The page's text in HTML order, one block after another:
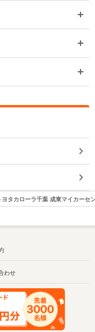
ヨタカローラ千葉 成東マイカーセ
わせ